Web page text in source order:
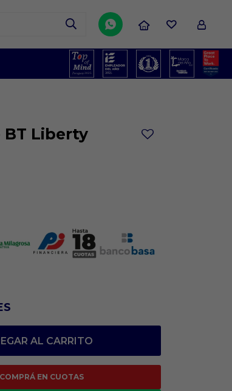

Liberty
AL CARRITO
COMPRÁ EN CUOTAS